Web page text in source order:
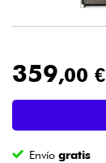
Luces
359,00 €
Envíogratis